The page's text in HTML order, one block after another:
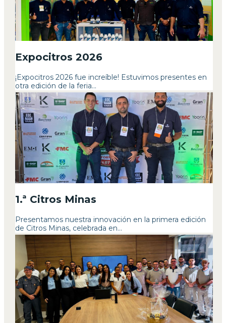
Expocitros 2026
¡Expocitros 2026 fue increíble! Estuvimos presentes en
otra edición de la feria...
1.ª Citros Minas
Presentamos nuestra innovación en la primera edición
de Citros Minas, celebrada en...